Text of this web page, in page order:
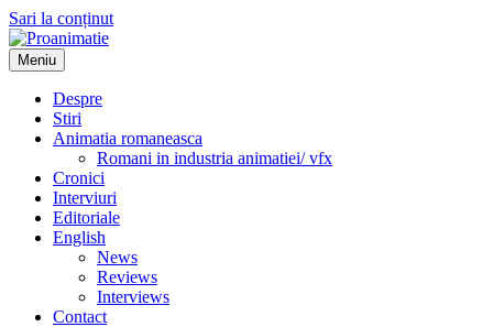
Sari la conținut
Proanimatie
Stiri despre filme de animatie
Meniu
Despre
Stiri
Animatia romaneasca
Romani in industria animatiei/ vfx
Cronici
Interviuri
Editoriale
English
News
Reviews
Interviews
Contact